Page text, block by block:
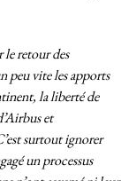
le retour des
peu vite les apports
la liberté de
et
surtout ignorer
un processus